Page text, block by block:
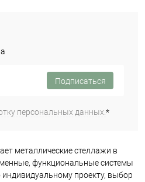
Подписаться
персональных данных.*
металлические стеллажи в
функциональные системы
индивидуальному проекту, выбор